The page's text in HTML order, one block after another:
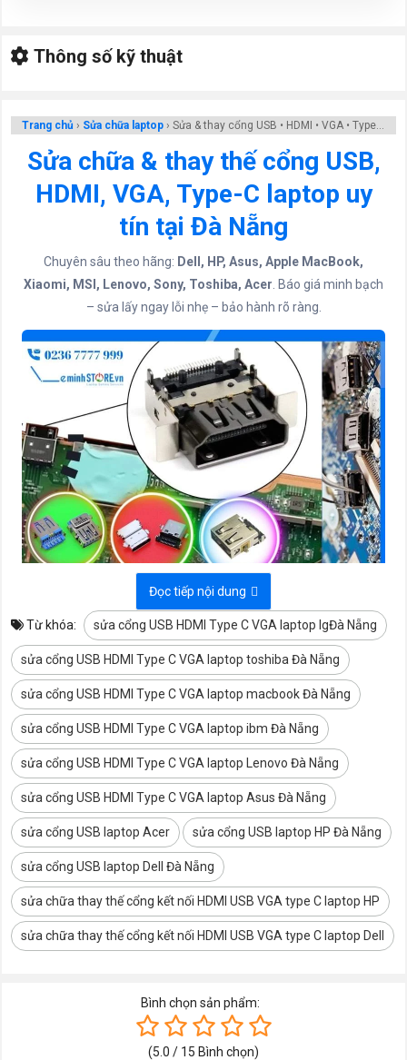
Trang chủ › Sửa chữa laptop › Sửa & thay cổng USB • HDMI • VGA • Type-C
Sửa chữa & thay thế cổng USB,
HDMI, VGA, Type-C laptop uy
tín tại Đà Nẵng
Chuyên sâu theo hãng: Dell, HP, Asus, Apple MacBook,
Xiaomi, MSI, Lenovo, Sony, Toshiba, Acer . Báo giá minh bạch
– sửa lấy ngay lỗi nhẹ – bảo hành rõ ràng.
Hình ảnh kỹ thuật thay cổng USB/HDMI/Type-C theo tiêu chuẩn
phòng kỹ thuật
Mục lục & truy cập nhanh
Tổng quan hư hỏng
cổng kết nối
Triệu chứng & nhận
biết nhanh
5 bước tự kiểm tra
an toàn
Bảng giá & thời gian
Xiaomi
MSI
Toshiba
USB-C, PD & Alt
Mode
Đọc tiếp nội dung
Từ khóa: sửa cổng USB HDMI Type C VGA laptop lgĐà Nẵng
sửa cổng USB HDMI Type C VGA laptop toshiba Đà Nẵng
sửa cổng USB HDMI Type C VGA laptop macbook Đà Nẵng
sửa cổng USB HDMI Type C VGA laptop ibm Đà Nẵng
sửa cổng USB HDMI Type C VGA laptop Lenovo Đà Nẵng
sửa cổng USB HDMI Type C VGA laptop Asus Đà Nẵng
sửa cổng USB laptop Acer sửa cổng USB laptop HP Đà Nẵng
sửa cổng USB laptop Dell Đà Nẵng
sửa chữa thay thế cổng kết nối HDMI USB VGA type C laptop HP
sửa chữa thay thế cổng kết nối HDMI USB VGA type C laptop Dell
Bình chọn sản phẩm:
(5.0 / 15 Bình chọn)
Thông số kỹ thuật